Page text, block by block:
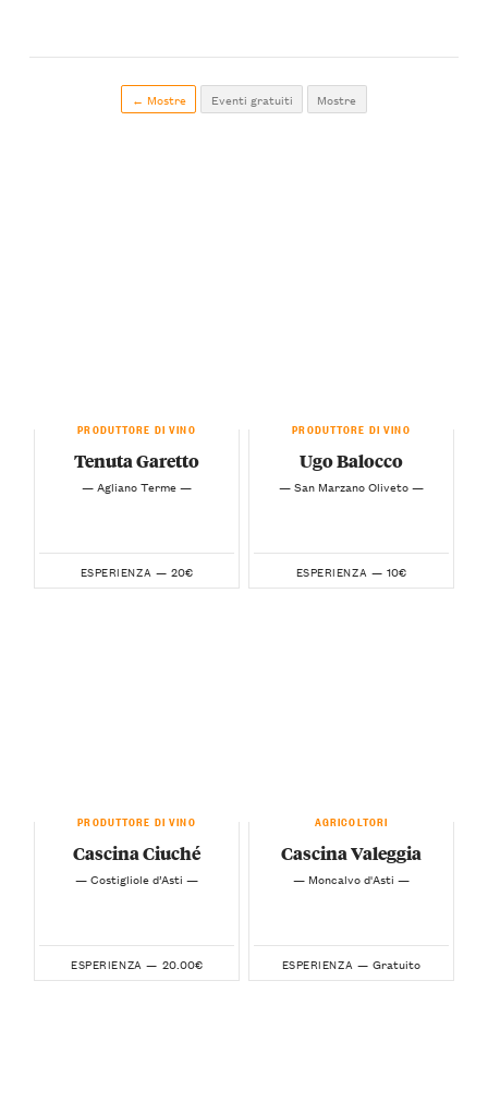
← Mostre Eventi gratuiti Mostre
PRODUTTORE DI VINO
Tenuta Garetto
— Agliano Terme —
ESPERIENZA — 20€
PRODUTTORE DI VINO
Ugo Balocco
— San Marzano Oliveto —
ESPERIENZA — 10€
PRODUTTORE DI VINO
Cascina Ciuché
— Costigliole d’Asti —
ESPERIENZA — 20.00€
AGRICOLTORI
Cascina Valeggia
— Moncalvo d'Asti —
ESPERIENZA — Gratuito